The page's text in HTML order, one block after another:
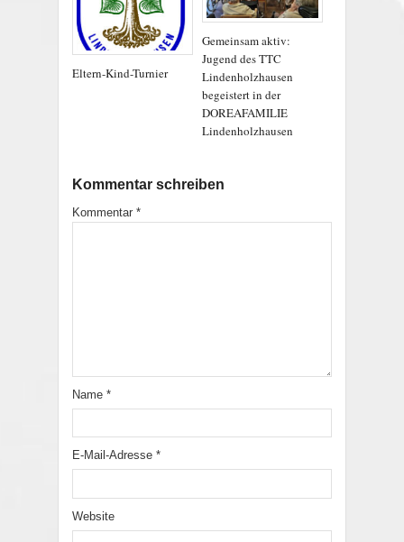
Eltern-Kind-Turnier
Gemeinsam aktiv:
Jugend des TTC
Lindenholzhausen
begeistert in der
DOREAFAMILIE
Lindenholzhausen
Kommentar schreiben
Kommentar *
Name *
E-Mail-Adresse *
Website